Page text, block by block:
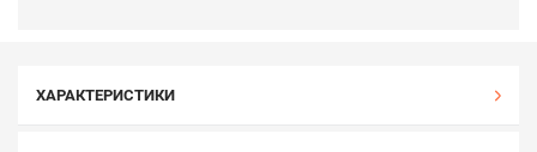
ХАРАКТЕРИСТИКИ